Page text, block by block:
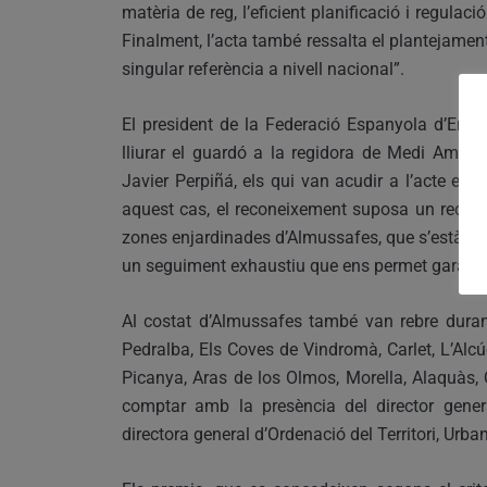
matèria de reg, l’eficient planificació i
Finalment, l’acta també ressalta el
singular referència a nivell nacional”.
El president de la Federació Espanyola
lliurar el guardó a la regidora de Medi
Javier Perpiñá, els qui van acudir a l’acte en
aquest cas, el reconeixement suposa un
zones enjardinades d’Almussafes, que s’està
un seguiment exhaustiu que ens permet
Al costat d’Almussafes també van rebre
Pedralba, Els Coves de Vindromà, Carlet,
Picanya, Aras de los Olmos, Morella,
comptar amb la presència del director
directora general d’Ordenació del Territori,